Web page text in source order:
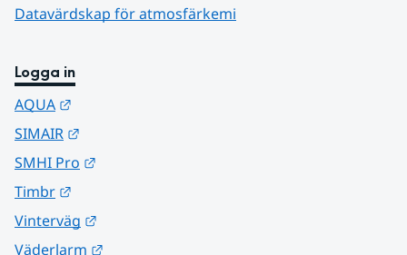
Datavärdskap för atmosfärkemi
Logga in
AQUA
SIMAIR
SMHI Pro
Timbr
Vinterväg
Väderlarm